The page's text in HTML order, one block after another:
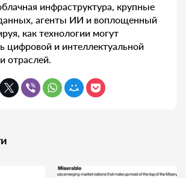
инфраструктура, крупные
агенты ИИ и воплощенный
как технологии могут
цифровой и интеллектуальной
отраслей.